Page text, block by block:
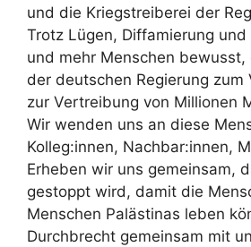
und die Kriegstreiberei der
Trotz Lügen, Diffamierung
und mehr Menschen
der deutschen Regierung zum
zur Vertreibung von Millionen
Wir wenden uns an diese
Kolleg:innen, Nachbar:innen,
Erheben wir uns gemeinsam,
gestoppt wird, damit die
Menschen Palästinas leben
Durchbrecht gemeinsam mit